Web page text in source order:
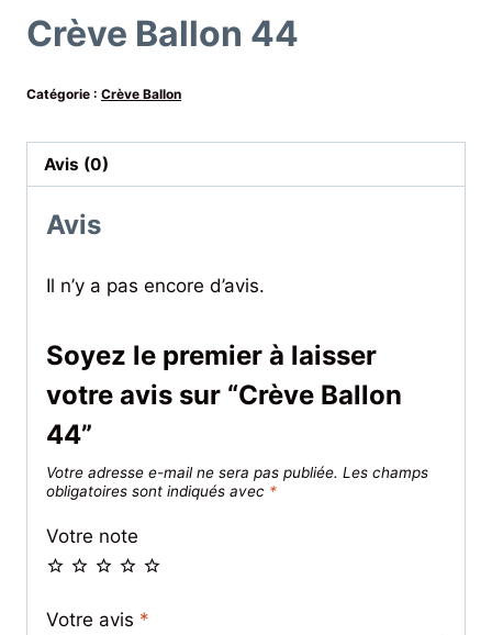
Crève Ballon 44
Catégorie : Crève Ballon
Avis (0)
Avis
Il n’y a pas encore d’avis.
Soyez le premier à laisser
votre avis sur “Crève Ballon
44”
Votre adresse e-mail ne sera pas publiée. Les champs
obligatoires sont indiqués avec *
Votre note
Votre avis *